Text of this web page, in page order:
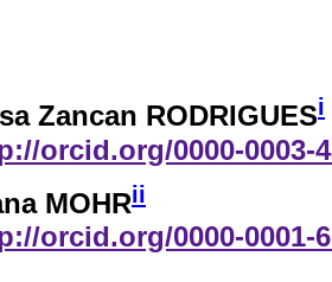
Zancan RODRIGUESi
orcid.org/0000-0003-
MOHRii
orcid.org/0000-0001-